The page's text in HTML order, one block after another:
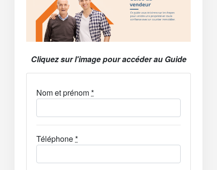
Cliquez sur l'image pour accéder au Guide
Nom et prénom*
Téléphone*